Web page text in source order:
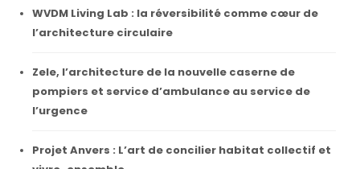
WVDM Living Lab : la réversibilité comme cœur de
l’architecture circulaire
Zele, l’architecture de la nouvelle caserne de
pompiers et service d’ambulance au service de
l’urgence
Projet Anvers : L’art de concilier habitat collectif et